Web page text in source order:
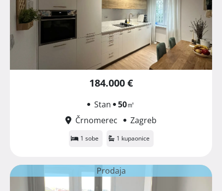
184.000 €
Stan 50㎡
Črnomerec
Zagreb
1 sobe 1 kupaonice
Prodaja